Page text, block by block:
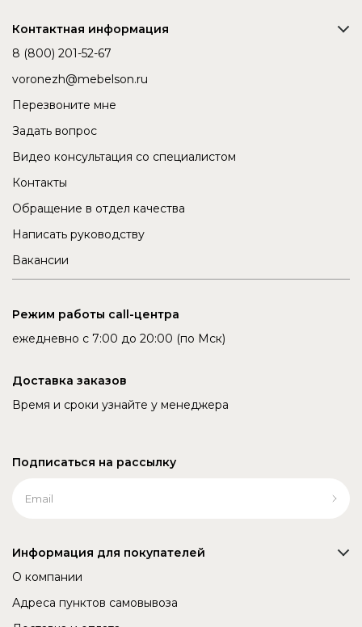
Контактная информация
8 (800) 201-52-67
voronezh@mebelson.ru
Перезвоните мне
Задать вопрос
Видео консультация со специалистом
Контакты
Обращение в отдел качества
Написать руководству
Вакансии
Режим работы call-центра
ежедневно с 7:00 до 20:00 (по Мск)
Доставка заказов
Время и сроки узнайте у менеджера
Подписаться на рассылку
Информация для покупателей
О компании
Адреса пунктов самовывоза